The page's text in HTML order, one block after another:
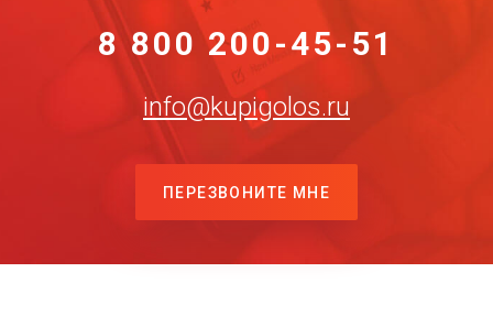
8 800 200-45-51
info@kupigolos.ru
ПЕРЕЗВОНИТЕ МНЕ